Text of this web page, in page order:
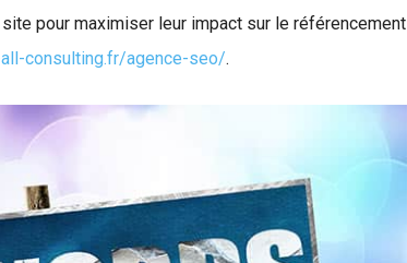
pour maximiser leur impact sur le référencement
consulting.fr/agence-seo/.